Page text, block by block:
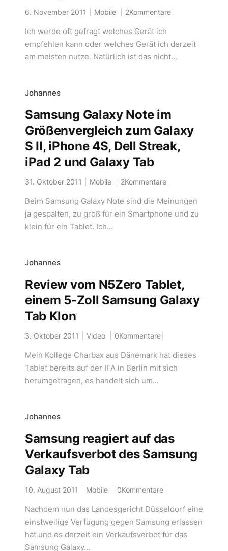
6. November 2011 Mobile 2Kommentare
Ich werde oft gefragt welches Gerät ich
empfehlen kann oder welches Gerät ich derzeit
am meisten nutze. Natürlich ist das nicht...
Johannes
Samsung Galaxy Note im
Größenvergleich zum Galaxy
S II, iPhone 4S, Dell Streak,
iPad 2 und Galaxy Tab
31. Oktober 2011 Mobile 2Kommentare
Beim Samsung Galaxy Note sind die Meinungen
ja gespalten, zu groß für ein Smartphone und zu
klein für ein Tablet. Ich...
Johannes
Review vom N5Zero Tablet,
einem 5-Zoll Samsung Galaxy
Tab Klon
3. Oktober 2011 Video 0Kommentare
Mein Kollege Charbax aus Dänemark hat dieses
Tablet bereits auf der IFA in Berlin mit sich
herumgetragen, es handelt sich um...
Johannes
Samsung reagiert auf das
Verkaufsverbot des Samsung
Galaxy Tab
10. August 2011 Mobile 0Kommentare
Nachdem nun das Landesgericht Düsseldorf eine
einstweilige Verfügung gegen Samsung erlassen
hat und es derzeit ein Verkaufsverbot für das
Samsung Galaxy...